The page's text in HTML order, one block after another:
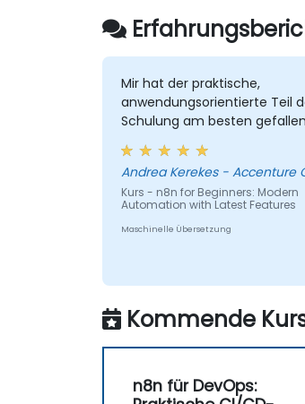
Mir hat der praktische,
anwendungsorientierte Teil
Schulung am besten
Andrea Kerekes - Accenture
Kurs - n8n for Beginners: Modern
Automation with Latest Features
Maschinelle Übersetzung
Kommende
n8n für DevOps: